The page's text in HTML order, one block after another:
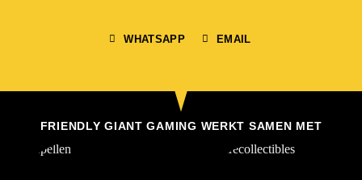
WHATSAPP EMAIL
FRIENDLY GIANT GAMING WERKT SAMEN MET